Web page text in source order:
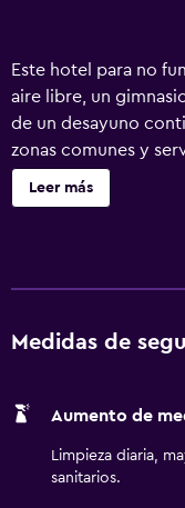
Este hotel para no
aire libre, un
de un desayuno
zonas comunes y
aeropuerto. Otras
asistencia, un centro
satélite de
Los baños están
pueden navegar por
Leer más
Medidas de
Aumento de
Limpieza diaria,
sanitarios.